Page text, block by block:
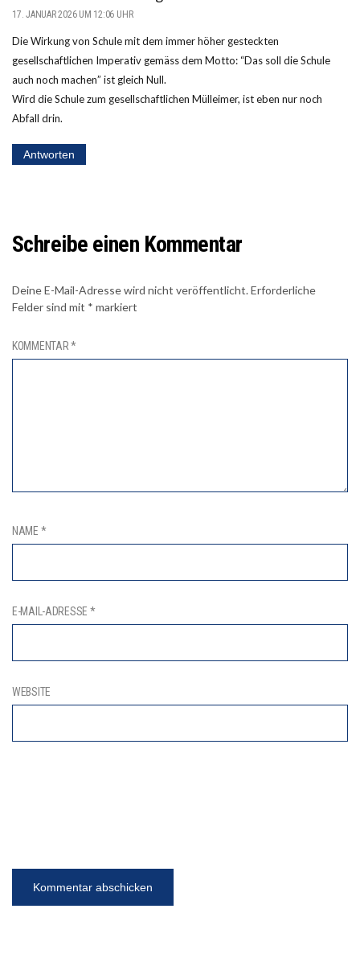
17. JANUAR 2026 UM 12:06 UHR
Die Wirkung von Schule mit dem immer höher gesteckten
gesellschaftlichen Imperativ gemäss dem Motto: “Das soll die Schule
auch noch machen” ist gleich Null.
Wird die Schule zum gesellschaftlichen Mülleimer, ist eben nur noch
Abfall drin.
Antworten
Schreibe einen Kommentar
Deine E-Mail-Adresse wird nicht veröffentlicht.Erforderliche
Felder sind mit * markiert
KOMMENTAR*
NAME *
E-MAIL-ADRESSE *
WEBSITE